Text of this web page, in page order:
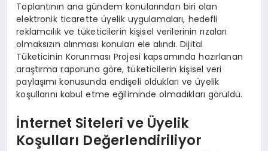
Toplantının ana gündem konularından biri olan
elektronik ticarette üyelik uygulamaları, hedefli
reklamcılık ve tüketicilerin kişisel verilerinin rızaları
olmaksızın alınması konuları ele alındı. Dijital
Tüketicinin Korunması Projesi kapsamında hazırlanan
araştırma raporuna göre, tüketicilerin kişisel veri
paylaşımı konusunda endişeli oldukları ve üyelik
koşullarını kabul etme eğiliminde olmadıkları görüldü.
İnternet Siteleri ve Üyelik
Koşulları Değerlendiriliyor